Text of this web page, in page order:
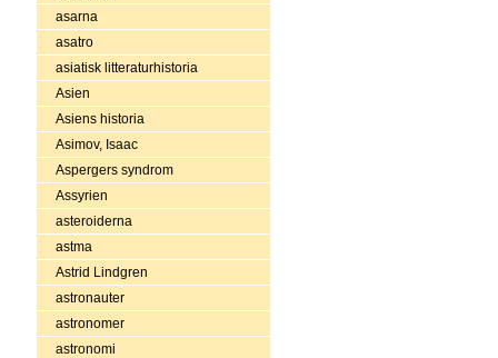
asarna
asatro
asiatisk litteraturhistoria
Asien
Asiens historia
Asimov, Isaac
Aspergers syndrom
Assyrien
asteroiderna
astma
Astrid Lindgren
astronauter
astronomer
astronomi